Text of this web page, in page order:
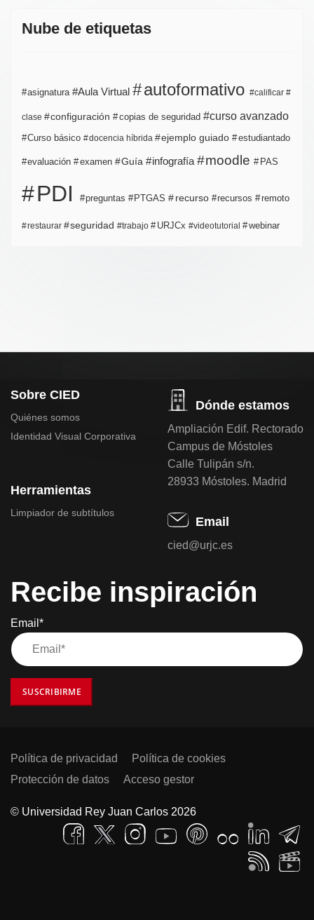
Nube de etiquetas
asignatura Aula Virtual autoformativo calificar
clase configuración copias de seguridad curso avanzado
Curso básico docencia híbrida ejemplo guiado estudiantado
evaluación examen Guía infografía moodle PAS
PDI preguntas PTGAS recurso recursos remoto
restaurar seguridad trabajo URJCx videotutorial webinar
Sobre CIED
Quiénes somos
Identidad Visual Corporativa
Herramientas
Limpiador de subtítulos
Dónde estamos
Ampliación Edif. Rectorado
Campus de Móstoles
Calle Tulipán s/n.
28933 Móstoles. Madrid
Email
cied@urjc.es
Recibe inspiración
Email*
SUSCRIBIRME
Política de privacidad
Política de cookies
Protección de datos
Acceso gestor
© Universidad Rey Juan Carlos 2026